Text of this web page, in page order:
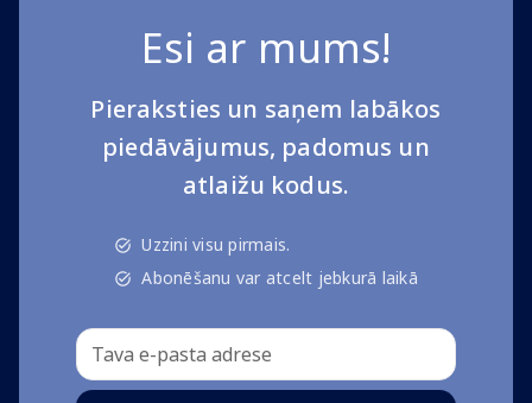
Esi ar mums!
Pieraksties un saņem labākos
piedāvājumus, padomus un
atlaižu kodus.
Uzzini visu pirmais.
Abonēšanu var atcelt jebkurā laikā